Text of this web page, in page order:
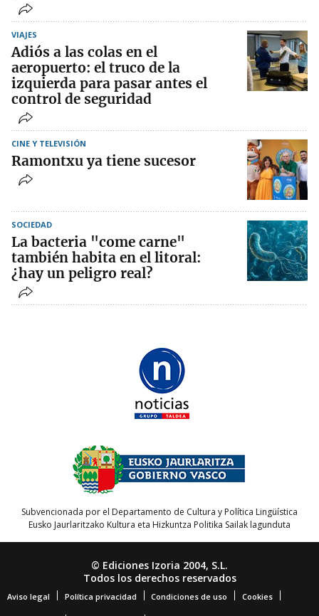
VIAJES
Adiós a las colas en el
aeropuerto: el truco de la
izquierda para pasar antes el
control de seguridad
CINE Y TELEVISIÓN
Ramontxu ya tiene sucesor
SOCIEDAD
La bacteria "come carne"
también habita en el litoral:
¿hay un peligro real?
Subvencionada por el Departamento de Cultura y Política Lingüística
Eusko Jaurlaritzako Kultura eta Hizkuntza Politika Sailak lagunduta
© Ediciones Izoria 2004, S.L.
Todos los derechos reservados
Aviso legal Política privacidad Condiciones de uso Cookies